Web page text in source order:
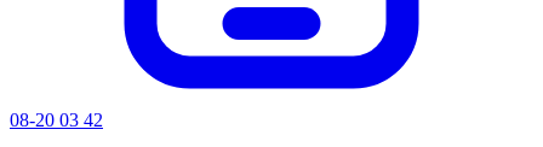
08-20 03 42